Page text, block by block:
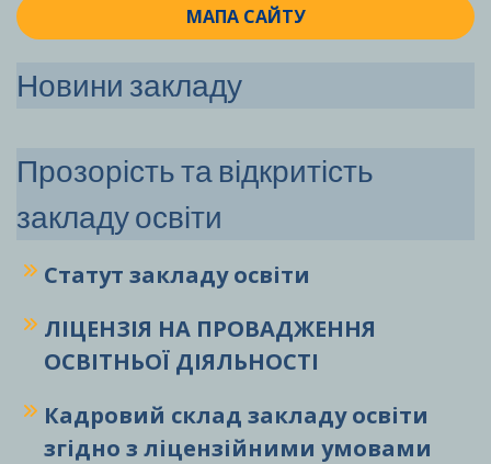
МАПА САЙТУ
Новини закладу
Прозорість та відкритість
закладу освіти
Статут закладу освіти
ЛІЦЕНЗІЯ НА ПРОВАДЖЕННЯ
ОСВІТНЬОЇ ДІЯЛЬНОСТІ
Кадровий склад закладу освіти
згідно з ліцензійними умовами